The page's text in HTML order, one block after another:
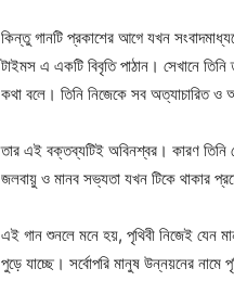
কিন্তু গানটি প্রকাশের আগে যখন
টাইমস এ একটি বিবৃতি পাঠান। সেখানে
কথা বলে। তিনি নিজেকে সব অত্যাচারিত ও
তার এই বক্তব্যটিই অবিনশ্বর। কারণ তিনি
জলবায়ু ও মানব সভ্যতা যখন টিকে থাকার
এই গান শুনলে মনে হয়, পৃথিবী নিজেই যেন
পুড়ে যাচ্ছে। সর্বোপরি মানুষ উন্নয়নের নামে